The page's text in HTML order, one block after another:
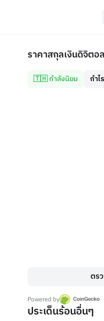
ราคาสกุลเงินดิจิตอล
🇹🇭 กำลังนิยม กำไ
ตร
Powered by
ประเด็นร้อนอื่นๆ